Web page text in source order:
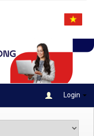
Login